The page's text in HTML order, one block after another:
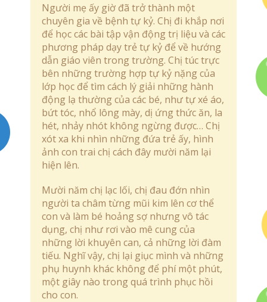
Người mẹ ấy giờ đã trở thành một
chuyên gia về bệnh tự kỷ. Chị đi khắp nơi
để học các bài tập vận động trị liệu và các
phương pháp dạy trẻ tự kỷ để về hướng
dẫn giáo viên trong trường. Chị túc trực
bên những trường hợp tự kỷ nặng của
lớp học để tìm cách lý giải những hành
động lạ thường của các bé, như tự xé áo,
bứt tóc, nhổ lông mày, dị ứng thức ăn, la
hét, nhảy nhót không ngừng được… Chị
xót xa khi nhìn những đứa trẻ ấy, hình
ảnh con trai chị cách đây mười năm lại
hiện lên.
Mười năm chị lạc lối, chị đau đớn nhìn
người ta châm từng mũi kim lên cơ thể
con và làm bé hoảng sợ nhưng vô tác
dụng, chị như rơi vào mê cung của
những lời khuyên can, cả những lời đàm
tiếu. Nghĩ vậy, chị lại giục mình và những
phụ huynh khác không để phí một phút,
một giây nào trong quá trình phục hồi
cho con.